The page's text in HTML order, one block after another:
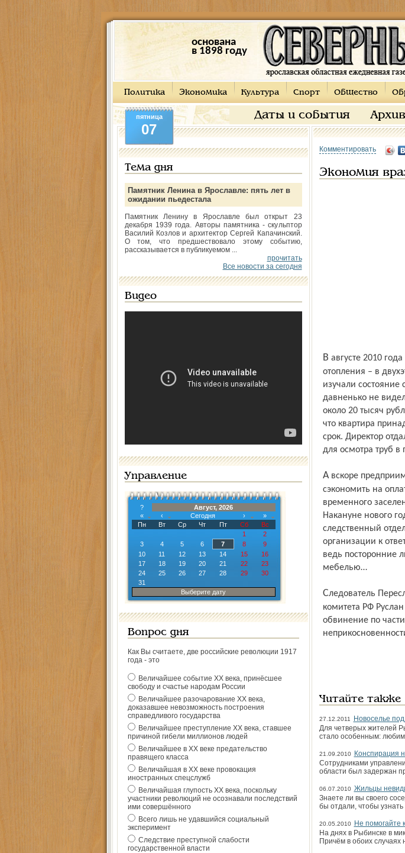
основана
в 1898 году
Политика Экономика Культура Спорт Общество
Даты и события Архив
пятница
07
Тема дня
Памятник Ленина в Ярославле: пять лет в
ожидании пьедестала
Памятник Ленину в Ярославле был открыт 23
декабря 1939 года. Авторы памятника - скульптор
Василий Козлов и архитектор Сергей Капачинский.
О том, что предшествовало этому событию,
рассказывается в публикуемом ...
прочитать
Все новости за сегодня
Видео
Управление
?
Август, 2026
«
‹ Сегодня ›
»
Пн
Вт Ср Чт Пт Сб
Вс
1
2
3
4 5 6 7 8
9
10
11 12 13 14 15
16
17
18 19 20 21 22
23
24
25 26 27 28 29
30
31
Выберите дату
Вопрос дня
Как Вы считаете, две российские революции 1917
года - это
Величайшее событие ХХ века, принёсшее
свободу и счастье народам России
Величайшее разочарование ХХ века,
доказавшее невозможность построения
справедливого государства
Величайшее преступление ХХ века, ставшее
причиной гибели миллионов людей
Величайшее в ХХ веке предательство
правящего класса
Величайшая в ХХ веке провокация
иностранных спецслужб
Величайшая глупость ХХ века, поскольку
участники революций не осознавали последствий
ими совершённого
Всего лишь не удавшийся социальный
эксперимент
Следствие преступной слабости
государственной власти
Комментировать
Экономия
В августе 2010 года в ходе ремонта инженерных коммуникаций – водоснабжения и
отопления – в
изучали состояние
давненько не
около 20 тысяч
что квартира
срок. Директор
для осмотра труб в
А вскоре предприимчивый директор, не получив разрешения от хозяина, решил
сэкономить на
временного
Накануне нового
следственный
организации к
ведь посторонние
мебелью…
Следователь Переславского межрайонного следственного отдела Следственного
комитета РФ
обвинение по
Читайте также
27.12.2011
Новоселье
Для четверых жителей
стало особенным:
21.09.2010
Конспирация
Сотрудниками
области был задержан
06.07.2010 Жильцы
Знаете ли вы своего
бы отдали, чтобы
20.05.2010
Не помогайте
На днях в Рыбинске в
Причём в обоих случаях